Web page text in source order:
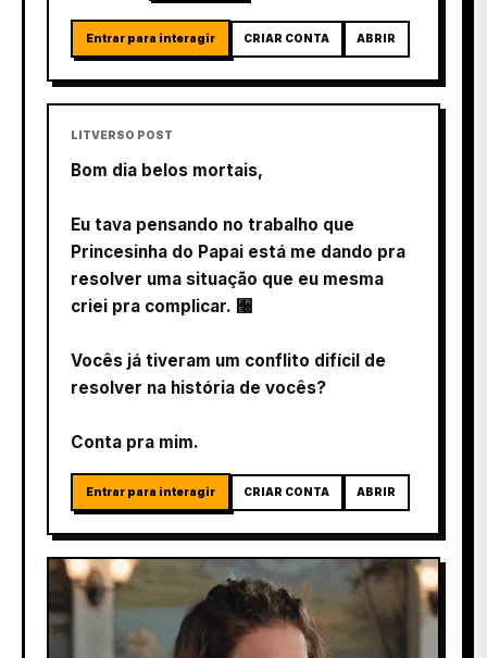
Entrar para interagir CRIAR CONTA ABRIR
LITVERSO POST
Bom dia belos mortais,
Eu tava pensando no trabalho que
Princesinha do Papai está me dando pra
resolver uma situação que eu mesma
criei pra complicar. 﫠
Vocês já tiveram um conflito difícil de
resolver na história de vocês?
Conta pra mim.
Entrar para interagir CRIAR CONTA ABRIR